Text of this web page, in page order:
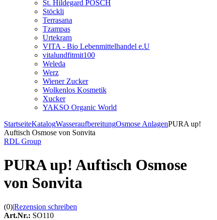
St. Hildegard POSCH
Stöckli
Terrasana
Tzampas
Urtekram
VITA - Bio Lebenmittelhandel e.U
vitalundfitmit100
Weleda
Werz
Wiener Zucker
Wolkenlos Kosmetik
Xucker
YAKSO Organic World
StartseiteKatalogWasseraufbereitungOsmose AnlagenPURA up!
Auftisch Osmose von Sonvita
RDL Group
PURA up! Auftisch Osmose
von Sonvita
(0)|Rezension schreiben
Art.Nr.: SO110